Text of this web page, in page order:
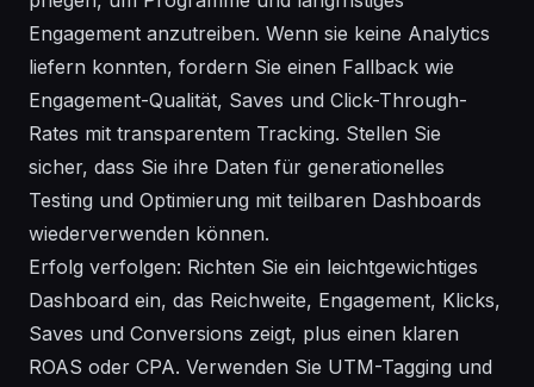
Engagement anzutreiben. Wenn sie keine Analytics
liefern konnten, fordern Sie einen Fallback wie
Engagement-Qualität, Saves und Click-Through-
Rates mit transparentem Tracking. Stellen Sie
sicher, dass Sie ihre Daten für generationelles
Testing und Optimierung mit teilbaren Dashboards
wiederverwenden können.
Erfolg verfolgen: Richten Sie ein leichtgewichtiges
Dashboard ein, das Reichweite, Engagement, Klicks,
Saves und Conversions zeigt, plus einen klaren
ROAS oder CPA. Verwenden Sie UTM-Tagging und